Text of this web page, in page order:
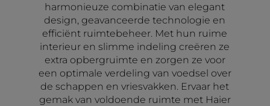
harmonieuze combinatie van elegant
design, geavanceerde technologie en
efficiënt ruimtebeheer. Met hun ruime
interieur en slimme indeling creëren ze
extra opbergruimte en zorgen ze voor
een optimale verdeling van voedsel over
de schappen en vriesvakken. Ervaar het
gemak van voldoende ruimte met Haier